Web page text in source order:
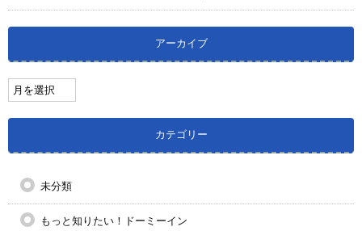
アーカイブ
カテゴリー
未分類
もっと知りたい！ドーミーイン